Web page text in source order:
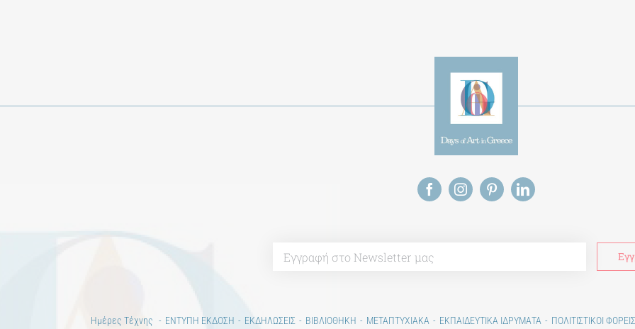
Ημέρες Τέχνης ΕΝΤΥΠΗ ΕΚΔΟΣΗ ΕΚΔΗΛΩΣΕΙΣ ΒΙΒΛΙΟΘΗΚΗ ΜΕΤΑΠΤΥΧΙΑΚΑ ΕΚΠΑΙΔΕΥΤΙΚΑ ΙΔΡΥΜΑΤΑ ΠΟΛΙΤΙΣΤΙΚΟΙ ΦΟΡΕΙΣ